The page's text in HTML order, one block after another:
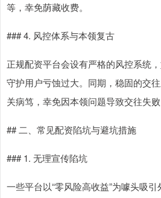
等，幸免荫藏收费。
### 4. 风控体系与本领复古
正规配资平台会设有严格的风控系统
守护用户亏蚀过大。同期，稳固的交
关病笃，幸免因本领问题导致交往失败
## 二、常见配资陷坑与避坑措施
### 1. 无理宣传陷坑
一些平台以“零风险高收益”为噱头吸